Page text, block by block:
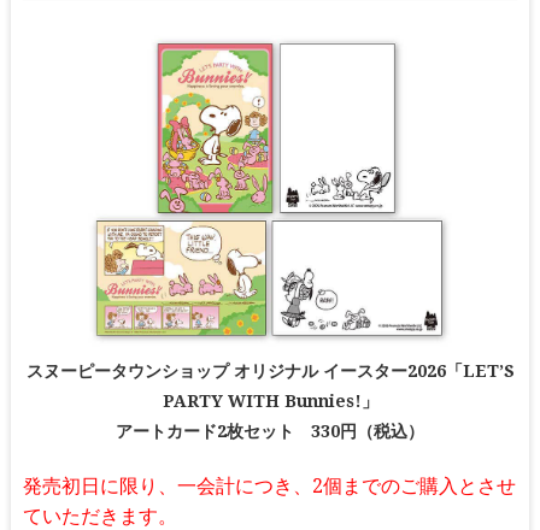
スヌーピータウンショップ オリジナル イースター2026「LET’S
PARTY WITH Bunnies!」
アートカード2枚セット 330円（税込）
発売初日に限り、一会計につき、2個までのご購入とさせ
ていただきます。